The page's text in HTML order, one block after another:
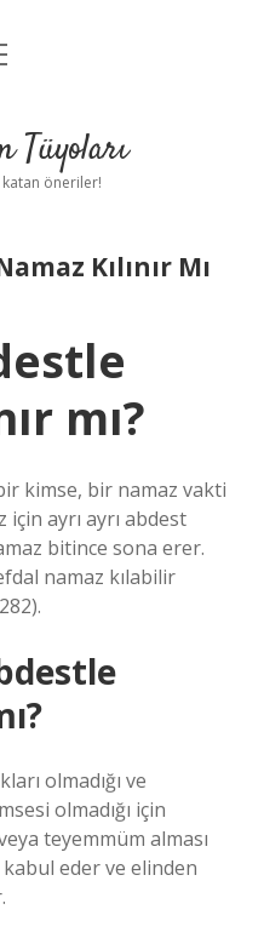
Tüyoları
katan öneriler!
Kılınır Mı
mı?
kimse, bir namaz vakti
için ayrı ayrı abdest
bitince sona erer.
namaz kılabilir
olmadığı ve
olmadığı için
teyemmüm alması
eder ve elinden